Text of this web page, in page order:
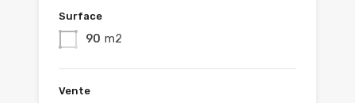
Surface
90 m2
Vente